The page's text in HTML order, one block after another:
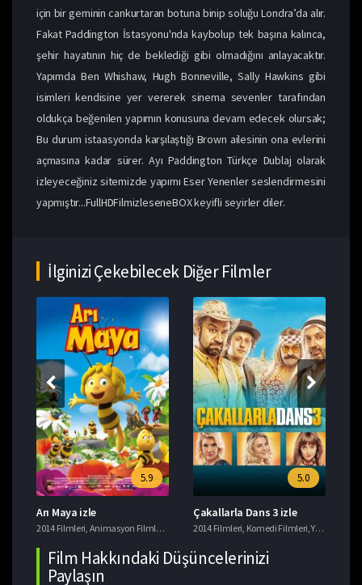
için bir geminin cankurtaran botuna binip soluğu Londra’da alır.
Fakat Paddington İstasyonu'nda kaybolup tek başına kalınca,
şehir hayatının hiç de beklediği gibi olmadığını anlayacaktır.
Yapımda Ben Whishaw, Hugh Bonneville, Sally Hawkins gibi
isimleri kendisine yer vererek sinema sevenler tarafından
oldukça beğenilen yapımın konusuna devam edecek olursak;
Bu durum istaasyonda karşılaştığı Brown ailesinin ona evlerini
açmasına kadar sürer. Ayı Paddington Türkçe Dublaj olarak
izleyeceğiniz sitemizde yapımı Eser Yenenler seslendirmesini
yapmıştır...FullHDFilmizleseneBOX keyifli seyirler diler.
İlginizi Çekebilecek Diğer Filmler
Filmler
5.9
Arı Maya izle
2014 Filmleri Animasyon Filmleri Komedi Filmleri,Macera Filmleri
5.0
Çakallarla Dans 3 izle
2014 Filmleri Komedi Filmleri ,Yerli Filmler
Film Hakkındaki Düşüncelerinizi
Paylaşın